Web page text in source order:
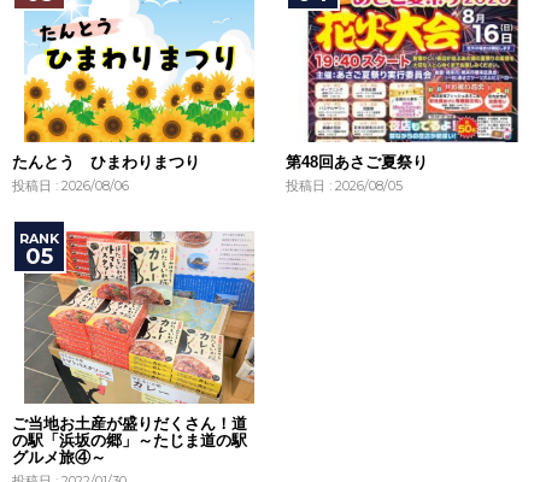
たんとう ひまわりまつり
投稿日 : 2026/08/06
第48回あさご夏祭り
投稿日 : 2026/08/05
ご当地お土産が盛りだくさん！道
の駅「浜坂の郷」～たじま道の駅
グルメ旅④～